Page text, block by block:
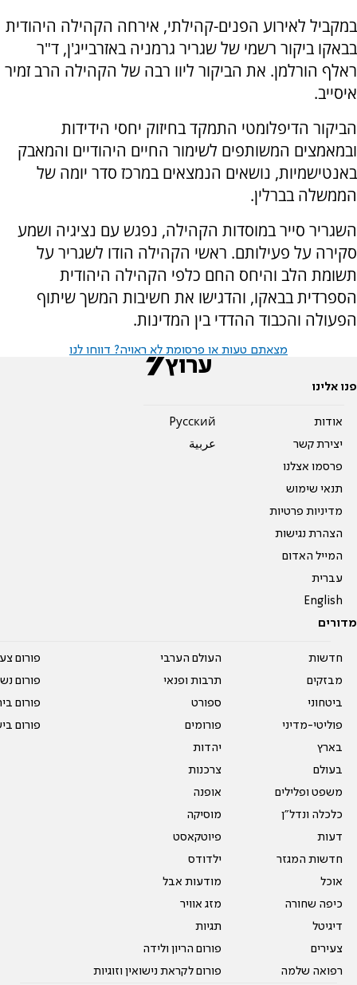
במקביל לאירוע הפנים-קהילתי, אירחה הקהילה היהודית
בבאקו ביקור רשמי של שגריר גרמניה באזרבייג'ן, ד"ר
ראלף הורלמן. את הביקור ליוו רבה של הקהילה הרב זמיר
איסייב.
הביקור הדיפלומטי התמקד בחיזוק יחסי הידידות
ובמאמצים המשותפים לשימור החיים היהודיים והמאבק
באנטישמיות, נושאים הנמצאים במרכז סדר יומה של
הממשלה בברלין.
השגריר סייר במוסדות הקהילה, נפגש עם נציגיה ושמע
סקירה על פעילותם. ראשי הקהילה הודו לשגריר על
תשומת הלב והיחס החם כלפי הקהילה היהודית
הספרדית בבאקו, והדגישו את חשיבות המשך שיתוף
הפעולה והכבוד ההדדי בין המדינות.
מצאתם טעות או פרסומת לא ראויה? דווחו לנו
פנו אלינו
אודות
יצירת קשר
פרסמו אצלנו
תנאי שימוש
מדיניות פרטיות
הצהרת נגישות
המייל האדום
עברית
English
Pусский
عربية
מדורים
חדשות
מבזקים
ביטחוני
פוליטי-מדיני
בארץ
בעולם
משפט ופלילים
כלכלה ונדל"ן
דעות
חדשות המגזר
אוכל
כיפה שחורה
דיגיטל
צעירים
רפואה שלמה
העולם הערבי
תרבות ופנאי
ספורט
פורומים
יהדות
צרכנות
אופנה
מוסיקה
פיוטקאסט
ילדודס
מודעות אבל
מזג אוויר
תגיות
פורום הריון ולידה
פורום לקראת נישואין וזוגיות
פורום
פורום
פורום
פורום